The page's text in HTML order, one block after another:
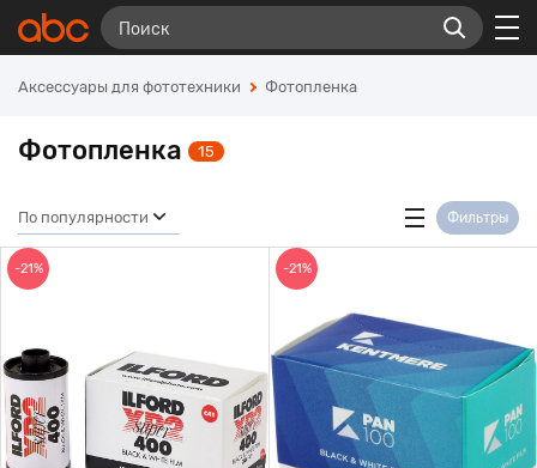
Аксессуары для фототехники Фотопленка
Фотопленка 15
По популярности Фильтры
-21% -21%